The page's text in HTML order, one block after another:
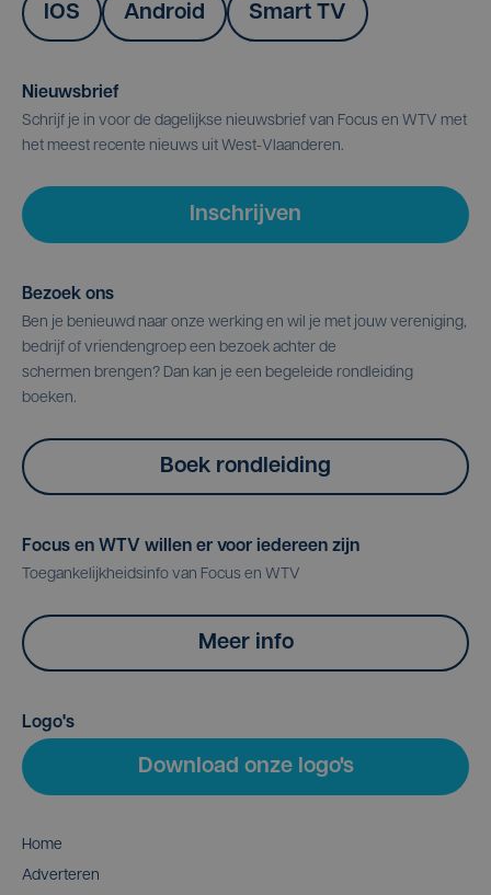
IOS Android Smart TV
Nieuwsbrief
Schrijf je in voor de dagelijkse nieuwsbrief van Focus en WTV met
het meest recente nieuws uit West-Vlaanderen.
Inschrijven
Bezoek ons
Ben je benieuwd naar onze werking en wil je met jouw vereniging,
bedrijf of vriendengroep een bezoek achter de
schermen brengen? Dan kan je een begeleide rondleiding
boeken.
Boek rondleiding
Focus en WTV willen er voor iedereen zijn
Toegankelijkheidsinfo van Focus en WTV
Meer info
Logo's
Download onze logo's
Home
Adverteren